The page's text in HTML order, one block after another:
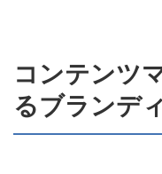
コンテンツ
るブランデ